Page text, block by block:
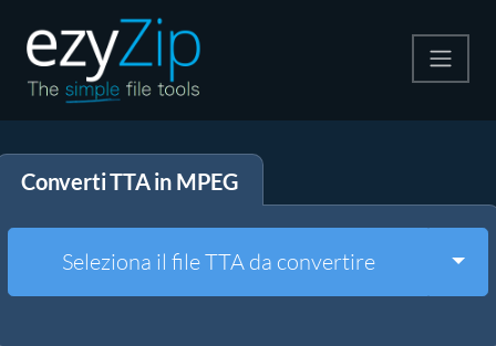
Decomprimi
Altri strumenti
Converti TTA in MPEG
Seleziona il file TTA da convertire